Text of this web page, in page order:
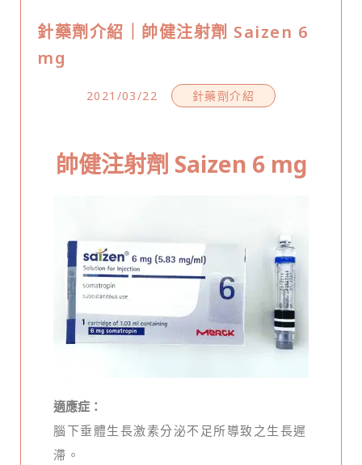
針藥劑介紹｜帥健注射劑 Saizen 6
mg
2021/03/22 針藥劑介紹
帥健注射劑 Saizen 6 mg
適應症：
腦下垂體生長激素分泌不足所導致之生長遲
滯。